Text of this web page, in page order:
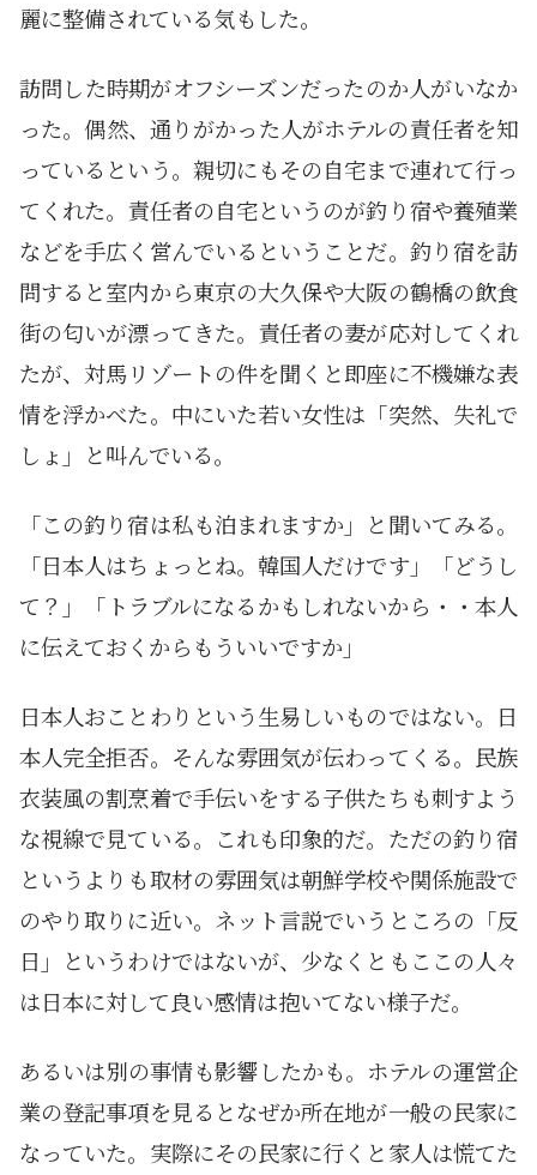
麗に整備されている気もした。
訪問した時期がオフシーズンだったのか人がいなか
った。偶然、通りがかった人がホテルの責任者を知
っているという。親切にもその自宅まで連れて行っ
てくれた。責任者の自宅というのが釣り宿や養殖業
などを手広く営んでいるということだ。釣り宿を訪
問すると室内から東京の大久保や大阪の鶴橋の飲食
街の匂いが漂ってきた。責任者の妻が応対してくれ
たが、対馬リゾートの件を聞くと即座に不機嫌な表
情を浮かべた。中にいた若い女性は「突然、失礼で
しょ」と叫んでいる。
「この釣り宿は私も泊まれますか」と聞いてみる。
「日本人はちょっとね。韓国人だけです」「どうし
て？」「トラブルになるかもしれないから・・本人
に伝えておくからもういいですか」
日本人おことわりという生易しいものではない。日
本人完全拒否。そんな雰囲気が伝わってくる。民族
衣装風の割烹着で手伝いをする子供たちも刺すよう
な視線で見ている。これも印象的だ。ただの釣り宿
というよりも取材の雰囲気は朝鮮学校や関係施設で
のやり取りに近い。ネット言説でいうところの「反
日」というわけではないが、少なくともここの人々
は日本に対して良い感情は抱いてない様子だ。
あるいは別の事情も影響したかも。ホテルの運営企
業の登記事項を見るとなぜか所在地が一般の民家に
なっていた。実際にその民家に行くと家人は慌てた